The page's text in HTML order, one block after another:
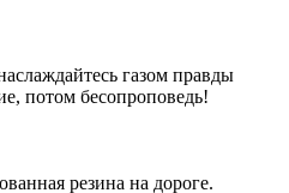
газом правды
потом бесопроповедь!
резина на дороге.